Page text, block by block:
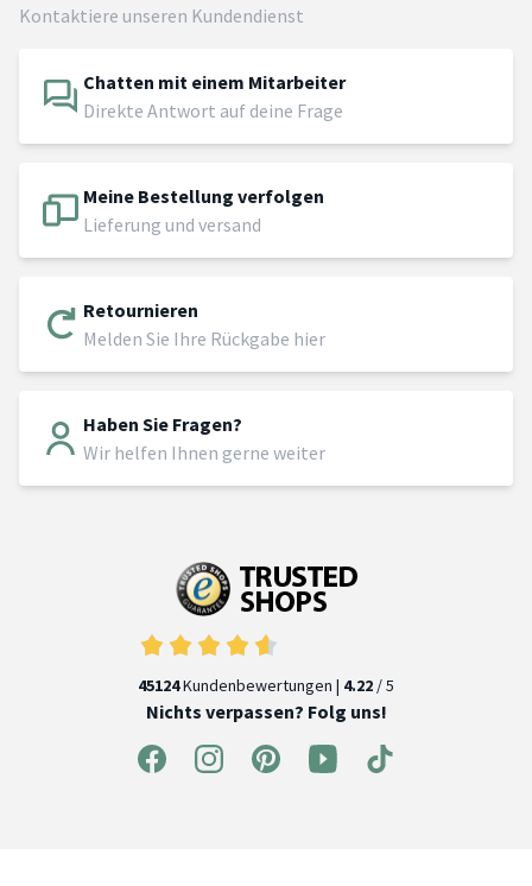
Kontaktiere unseren Kundendienst
Chatten mit einem Mitarbeiter
Direkte Antwort auf deine Frage
Meine Bestellung verfolgen
Lieferung und versand
Retournieren
Melden Sie Ihre Rückgabe hier
Haben Sie Fragen?
Wir helfen Ihnen gerne weiter
45124Kundenbewertungen | 4.22 / 5
Nichts verpassen? Folg uns!